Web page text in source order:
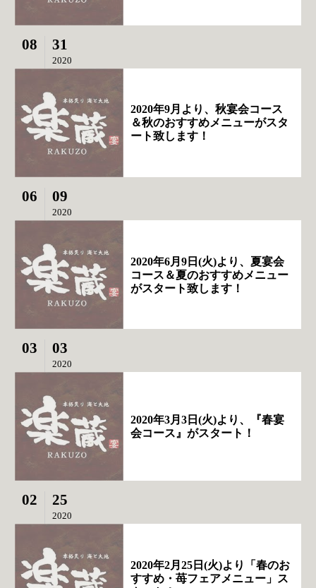
08 31
2020
2020年9月より、秋宴会コース
＆秋のおすすめメニューがスタ
ート致します！
06 09
2020
2020年6月9日(火)より、夏宴会
コース＆夏のおすすめメニュー
がスタート致します！
03 03
2020
2020年3月3日(火)より、『春宴
会コース』がスタート！
02 25
2020
2020年2月25日(火)より「春のお
すすめ・苺フェアメニュー」ス